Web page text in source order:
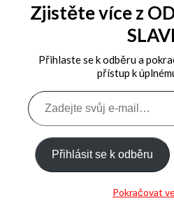
Zjistěte více z
Přihlaste se k odběru a
přístup k
Zadejte
svůj
e-
mail…
Přihlásit se k odběru
Pokračovat